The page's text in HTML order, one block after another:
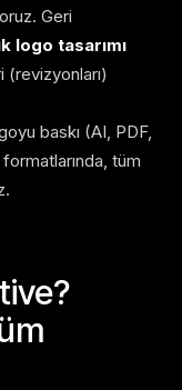
Geri
logo tasarımı
baskı (AI, PDF,
tüm